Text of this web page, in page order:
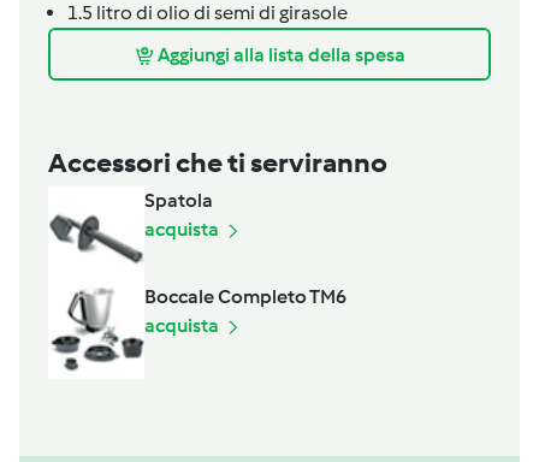
1.5 litro di olio di semi di girasole
Aggiungi alla lista della spesa
Accessori che ti serviranno
Spatola
acquista
Boccale Completo TM6
acquista